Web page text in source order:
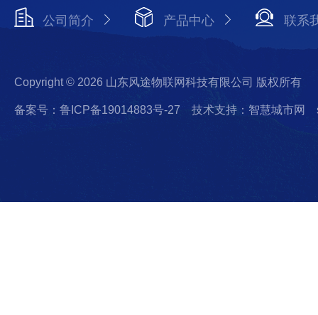
公司简介 产品中心 联系
Copyright © 2026 山东风途物联网科技有限公司 版权所有
备案号：鲁ICP备19014883号-27 技术支持：智慧城市网